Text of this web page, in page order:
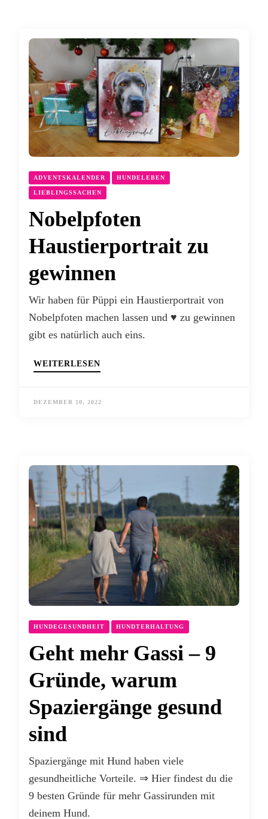
ADVENTSKALENDER HUNDELEBEN
LIEBLINGSSACHEN
Nobelpfoten
Haustierportrait zu
gewinnen
Wir haben für Püppi ein Haustierportrait von
Nobelpfoten machen lassen und ♥ zu gewinnen
gibt es natürlich auch eins.
WEITERLESEN
DEZEMBER 10, 2022
HUNDEGESUNDHEIT HUNDTERHALTUNG
Geht mehr Gassi – 9
Gründe, warum
Spaziergänge gesund
sind
Spaziergänge mit Hund haben viele
gesundheitliche Vorteile. ⇒ Hier findest du die
9 besten Gründe für mehr Gassirunden mit
deinem Hund.